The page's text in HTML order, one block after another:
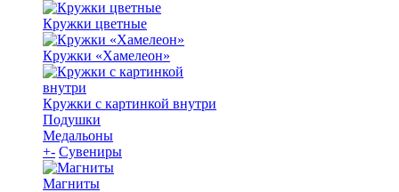
Кружки цветные
Кружки «Хамелеон»
Кружки с картинкой внутри
Подушки
Медальоны
+- Сувениры
Магниты